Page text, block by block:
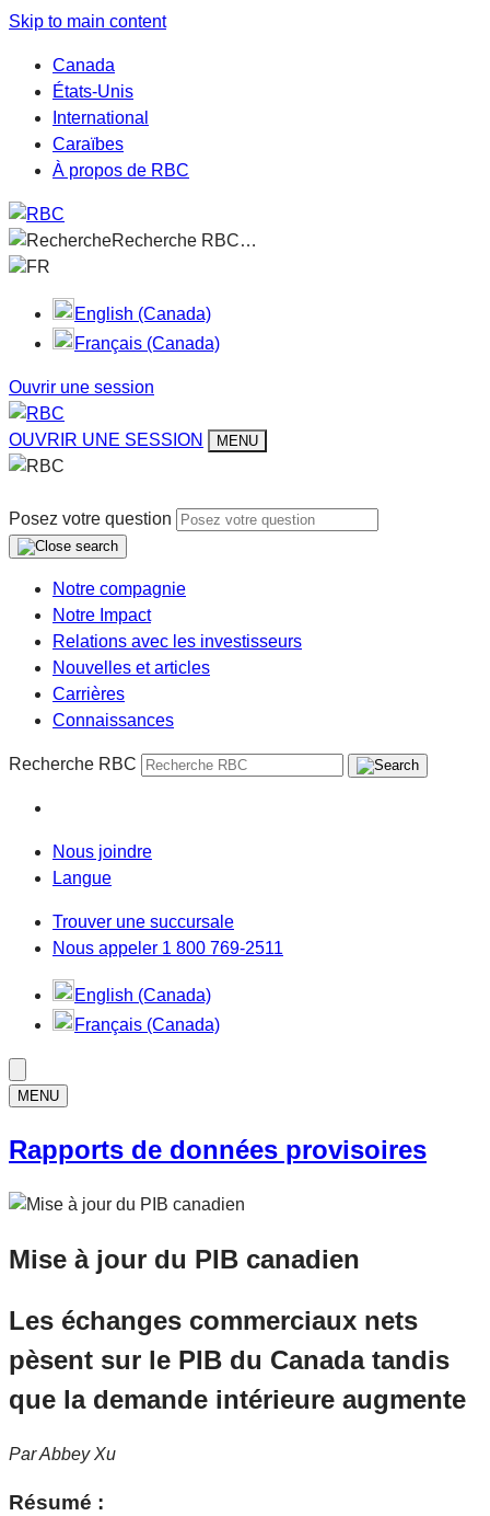
Skip to main content
Canada
États-Unis
International
Caraïbes
À propos de RBC
Recherche RBC…
FR
English (Canada)
Français (Canada)
Ouvrir une session
OUVRIR UNE SESSION MENU
Posez votre question
Notre compagnie
Notre Impact
Relations avec les investisseurs
Nouvelles et articles
Carrières
Connaissances
Recherche RBC
Nous joindre
Langue
Trouver une succursale
Nous appeler 1 800 769-2511
English (Canada)
Français (Canada)
MENU
Rapports de données provisoires
Mise à jour du PIB canadien
Les échanges commerciaux nets
pèsent sur le PIB du Canada tandis
que la demande intérieure augmente
ParAbbey Xu
Résumé :